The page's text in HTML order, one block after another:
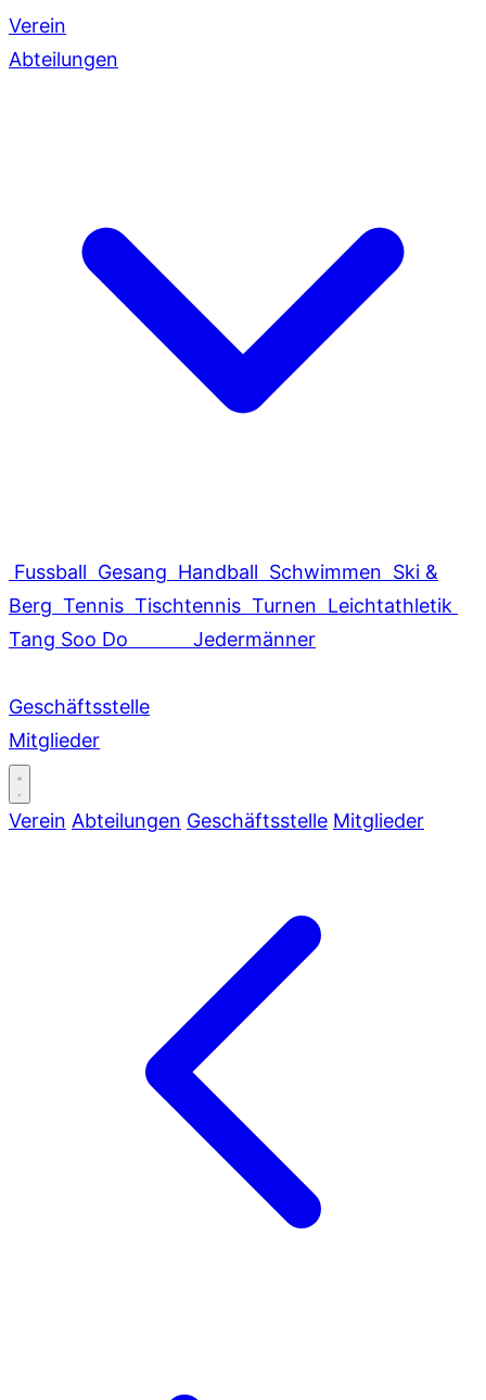
Verein
Abteilungen
Fussball Gesang Handball Schwimmen Ski &
Berg Tennis Tischtennis Turnen Leichtathletik
Tang Soo Do
Jedermänner
Geschäftsstelle
Mitglieder
Verein Abteilungen Geschäftsstelle Mitglieder